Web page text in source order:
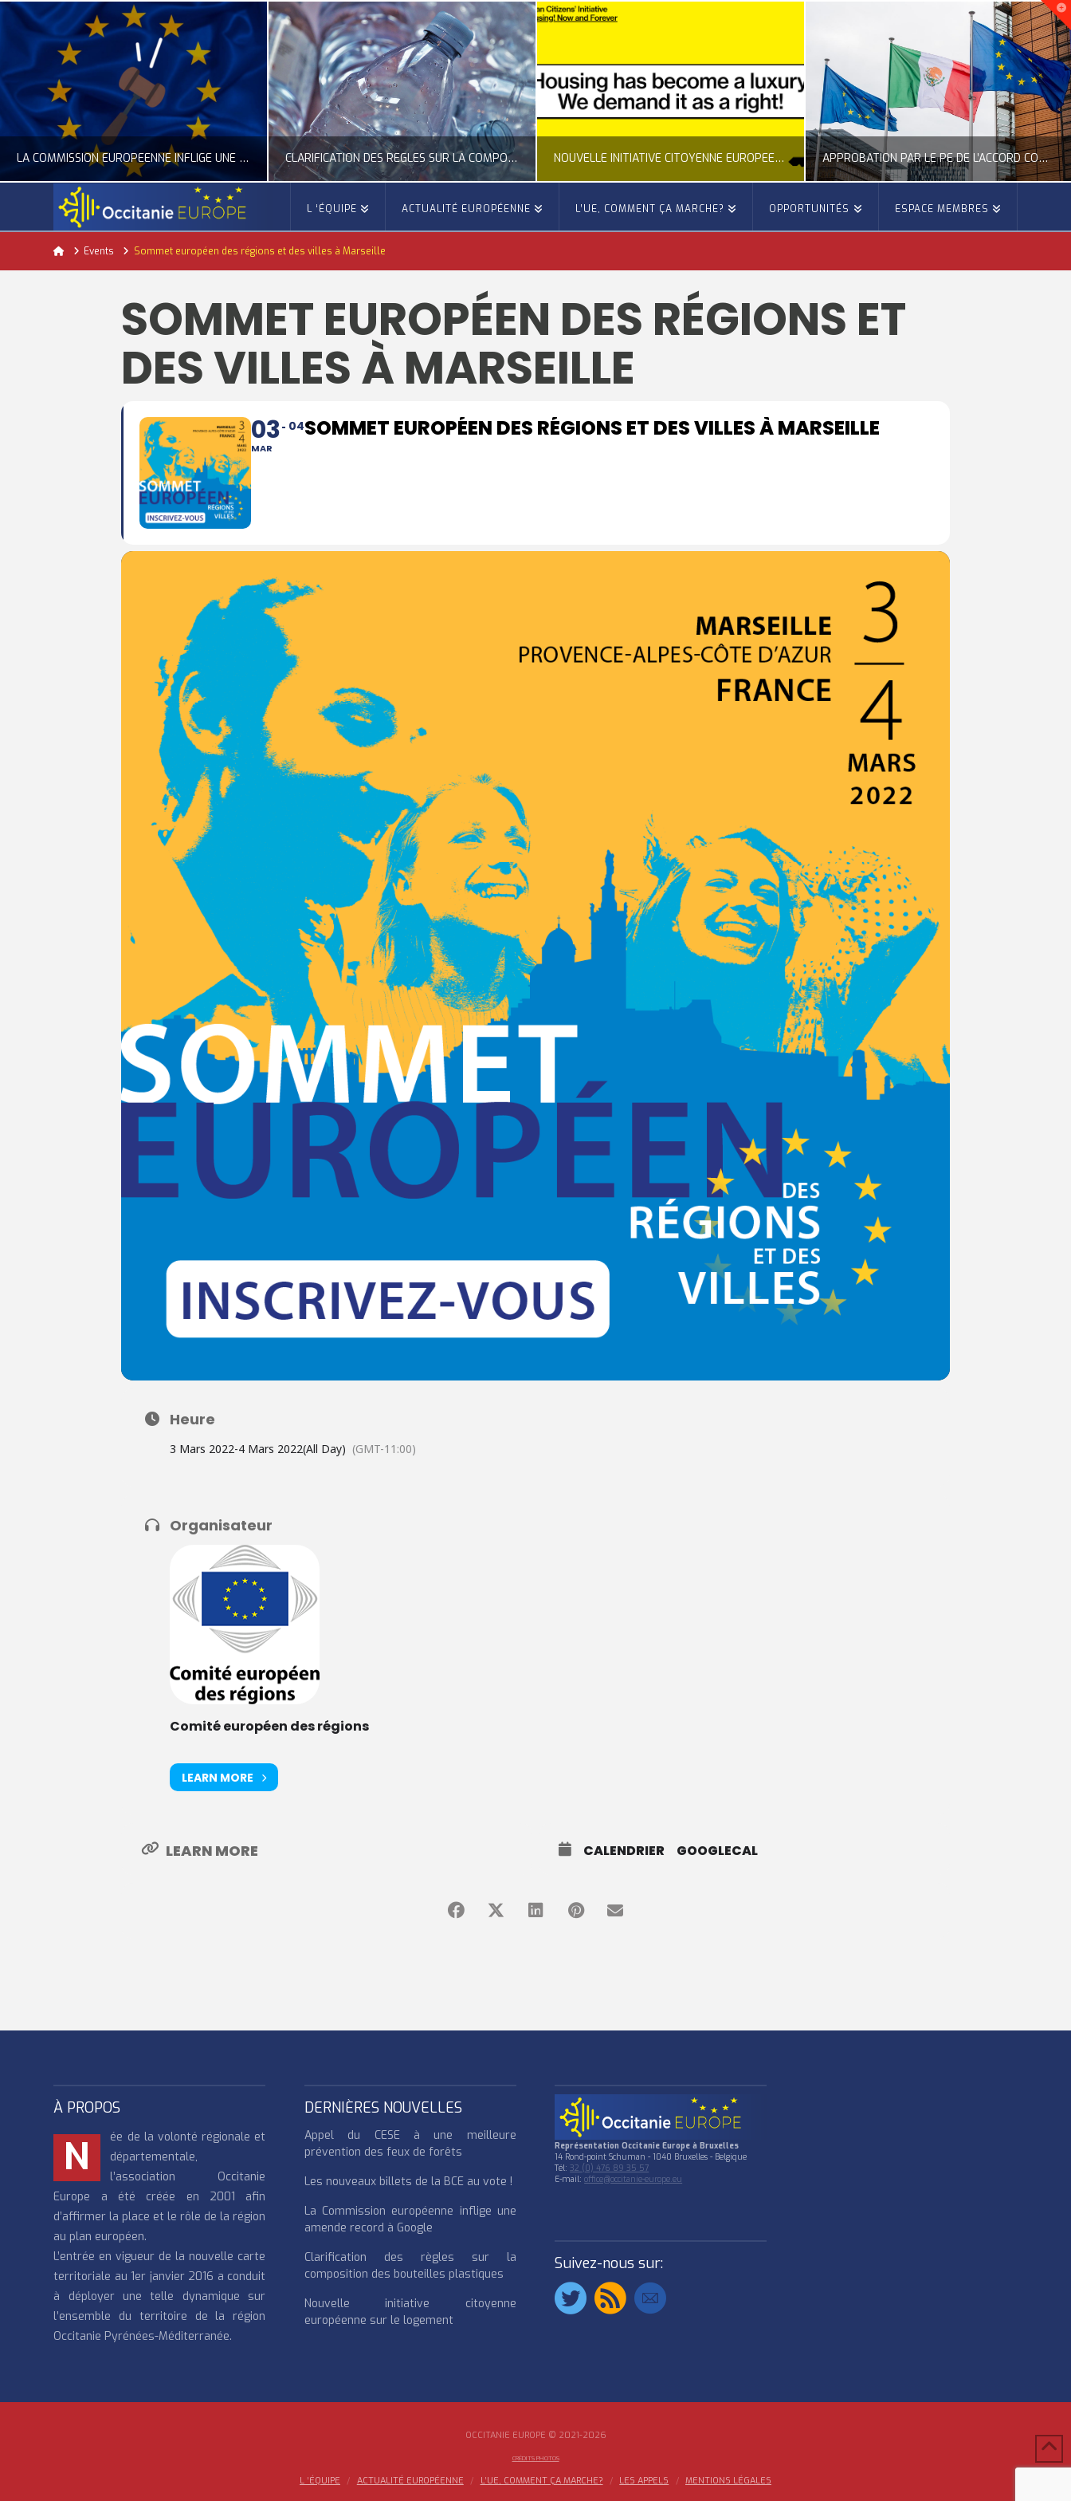
LA COMMISSION EUROPÉENNE INFLIGE UNE AMENDE RECORD À GOOGLE
ACTUALITÉ DE L'UNION EUROPÉENNE, ACTUALITÉ DE LA REPRÉSENTATION D’OCCITANIE EUROPE, NUMÉRIQUE- DIGITAL
JUILLET 24, 2026
CLARIFICATION DES RÈGLES SUR LA COMPOSITION DES BOUTEILLES PLASTIQUES
ACTUALITÉ DE L'UNION EUROPÉENNE, ACTUALITÉ DE LA REPRÉSENTATION D’OCCITANIE EUROPE, ECONOMIE CIRCULAIRE, ÉNERGIE - ENVIRONNEMENT - CLIMAT
JUILLET 24, 2026
NOUVELLE INITIATIVE CITOYENNE EUROPÉENNE SUR LE LOGEMENT
ACTUALITÉ DE L'UNION EUROPÉENNE, ACTUALITÉ DE LA REPRÉSENTATION D’OCCITANIE EUROPE, CITOYENNETÉ, LOGEMENT
JUILLET 24, 2026
APPROBATION PAR LE PE DE L’ACCORD COMMERCIAL ENTRE L’UE ET LE MEXIQUE
ACTION EXTÉRIEURE, ACTUALITÉ DE L'UNION EUROPÉENNE
JUILLET 22, 2026
L ‘ÉQUIPE ACTUALITÉ EUROPÉENNE L’UE, COMMENT ÇA MARCHE? OPPORTUNITÉS ESPACE MEMBRES
HomeEvents Sommet européen des régions et des villes à Marseille
SOMMET EUROPÉEN DES RÉGIONS ET
DES VILLES À MARSEILLE
03
MAR
04SOMMET EUROPÉEN DES RÉGIONS ET DES VILLES À MARSEILLE
Heure
3 Mars 2022-4 Mars 2022(All Day) (GMT-11:00)
Organisateur
Comité européen des régions
LEARN MORE
LEARN MORE CALENDRIER GOOGLECAL
À PROPOS
N
ée de la volonté régionale et
départementale,
l’association Occitanie
Europe a été créée en 2001 afin
d’affirmer la place et le rôle de la région
au plan européen.
L’entrée en vigueur de la nouvelle carte
territoriale au 1er janvier 2016 a conduit
à déployer une telle dynamique sur
l’ensemble du territoire de la région
Occitanie Pyrénées-Méditerranée.
DERNIÈRES NOUVELLES
Appel du CESE à une meilleure
prévention des feux de forêts
Les nouveaux billets de la BCE au vote !
La Commission européenne inflige une
amende record à Google
Clarification des règles sur la
composition des bouteilles plastiques
Nouvelle initiative citoyenne
européenne sur le logement
Représentation Occitanie Europe à Bruxelles
14 Rond-point Schuman - 1040 Bruxelles - Belgique
Tél:32 (0) 476 89 35 57
E-mail:office@occitanie-europe.eu
Suivez-nous sur:
OCCITANIE EUROPE © 2021-2026
CRÉDITS PHOTOS
L ‘ÉQUIPE ACTUALITÉ EUROPÉENNE L’UE, COMMENT ÇA MARCHE? LES APPELS MENTIONS LÉGALES